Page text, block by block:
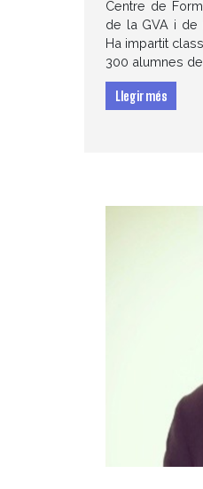
Centre de
de la GVA i de
Ha impartit
300 alumnes de
Llegir més